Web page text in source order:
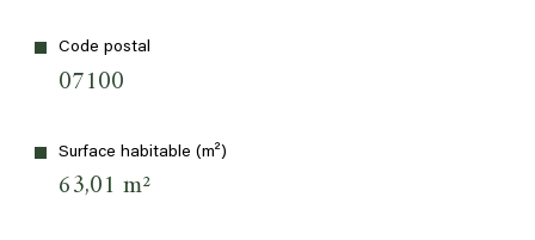
bilan
ÉNERGÉTIQUE
Code postal
07100
Surface habitable (m²)
63,01 m²